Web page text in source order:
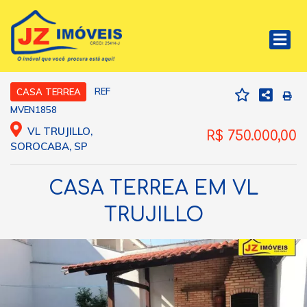
CASA TERREA
REF
MVEN1858
VL TRUJILLO,
SOROCABA, SP
R$ 750.000,00
CASA TERREA EM VL
TRUJILLO